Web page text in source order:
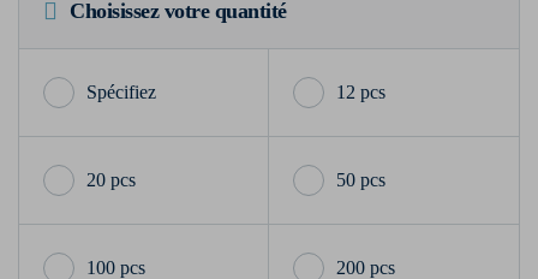
Choisissez votre quantité
12 pcs
20 pcs 50 pcs
100 pcs 200 pcs